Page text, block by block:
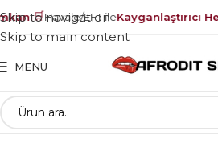
🛒Havale/EFT ileKayganlaştırıcı
Skip to navigation
Skip to main content
MENU